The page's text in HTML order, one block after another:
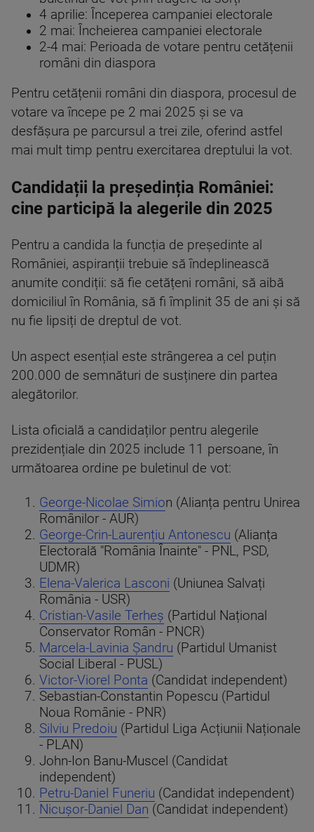
4 aprilie: Începerea campaniei electorale
2 mai: Încheierea campaniei electorale
2-4 mai: Perioada de votare pentru cetățenii
români din diaspora
Pentru cetățenii români din diaspora, procesul de
votare va începe pe 2 mai 2025 și se va
desfășura pe parcursul a trei zile, oferind astfel
mai mult timp pentru exercitarea dreptului la vot.
Candidații la președinția României:
cine participă la alegerile din 2025
Pentru a candida la funcția de președinte al
României, aspiranții trebuie să îndeplinească
anumite condiții: să fie cetățeni români, să aibă
domiciliul în România, să fi împlinit 35 de ani și să
nu fie lipsiți de dreptul de vot.
Un aspect esențial este strângerea a cel puțin
200.000 de semnături de susținere din partea
alegătorilor.
Lista oficială a candidaților pentru alegerile
prezidențiale din 2025 include 11 persoane, în
următoarea ordine pe buletinul de vot:
George-Nicolae Simion (Alianța pentru Unirea
Românilor - AUR)
George-Crin-Laurențiu Antonescu (Alianța
Electorală "România Înainte" - PNL, PSD,
UDMR)
Elena-Valerica Lasconi (Uniunea Salvați
România - USR)
Cristian-Vasile Terheș (Partidul Național
Conservator Român - PNCR)
Marcela-Lavinia Șandru (Partidul Umanist
Social Liberal - PUSL)
Victor-Viorel Ponta (Candidat independent)
Sebastian-Constantin Popescu (Partidul
Noua Românie - PNR)
Silviu Predoiu (Partidul Liga Acțiunii Naționale
- PLAN)
John-Ion Banu-Muscel (Candidat
independent)
Petru-Daniel Funeriu (Candidat independent)
Nicușor-Daniel Dan (Candidat independent)